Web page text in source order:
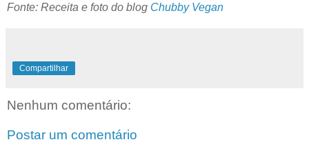
Fonte: Receita e foto do blog Chubby Vegan
Compartilhar
Nenhum comentário:
Postar um comentário